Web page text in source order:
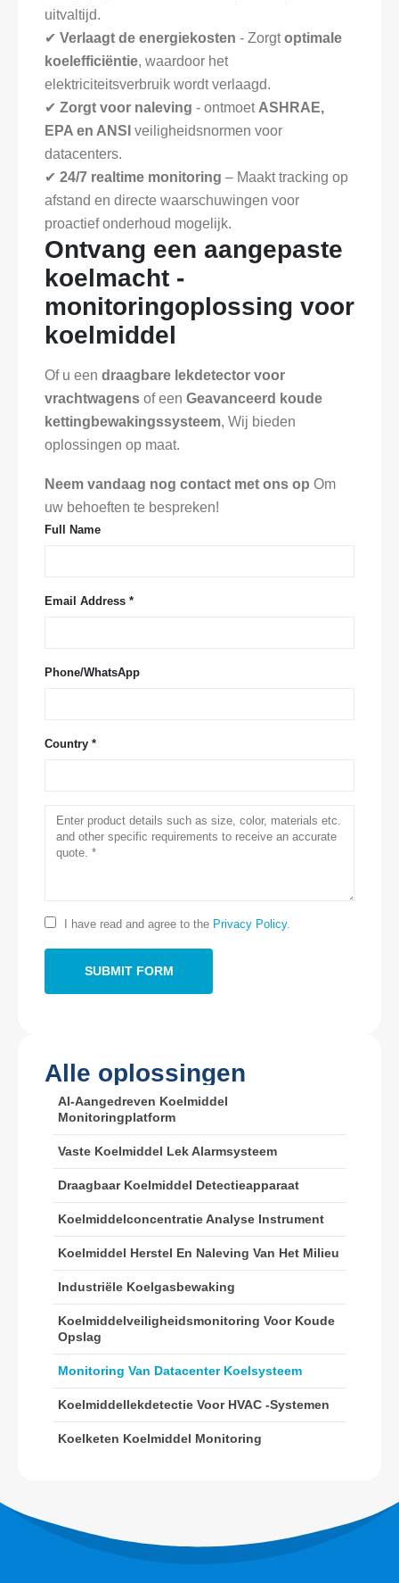
Alle oplossingen
AI-Aangedreven Koelmiddel
Monitoringplatform
Vaste Koelmiddel Lek Alarmsysteem
Draagbaar Koelmiddel Detectieapparaat
Koelmiddelconcentratie Analyse Instrument
Koelmiddel Herstel En Naleving Van Het Milieu
Industriële Koelgasbewaking
Koelmiddelveiligheidsmonitoring Voor Koude
Opslag
Monitoring Van Datacenter Koelsysteem
Koelmiddellekdetectie Voor HVAC -systemen
Koelketen Koelmiddel Monitoring
uitvaltijd.
✔ Verlaagt de energiekosten - Zorgtoptimale
koelefficiëntie, waardoor het
elektriciteitsverbruik wordt verlaagd.
✔ Zorgt voor naleving - ontmoet ASHRAE,
EPA en ANSI veiligheidsnormen voor
datacenters.
✔ 24/7 realtime monitoring – Maakt tracking op
afstand en directe waarschuwingen voor
proactief onderhoud mogelijk.
Ontvang een aangepaste
koelmacht -
monitoringoplossing voor
koelmiddel
Of u een draagbare lekdetector voor
vrachtwagens of een Geavanceerd koude
kettingbewakingssysteem, Wij bieden
oplossingen op maat.
Neem vandaag nog contact met ons op Om
uw behoeften te bespreken!
Full Name
Email Address *
Phone/WhatsApp
Country *
I have read and agree to the Privacy Policy.
: No.299 Jinsuo Road, National Hightech Zone, Zhengzhou
Whatsapp : +8618595618735
Wechat
R454B -sensor
R32 -sensor
R410 -sensor
R454B -sensor
Onze oplossing
Koelmiddellekdetectie voor HVAC -
systemen
Koelketen koelmiddel monitoring
koelsysteem
Industriële koelgasbewaking